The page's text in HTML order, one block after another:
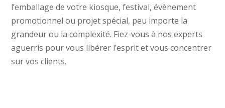
l’emballage de votre kiosque, festival, évènement
promotionnel ou projet spécial, peu importe la
grandeur ou la complexité. Fiez-vous à nos experts
aguerris pour vous libérer l’esprit et vous concentrer
sur vos clients.